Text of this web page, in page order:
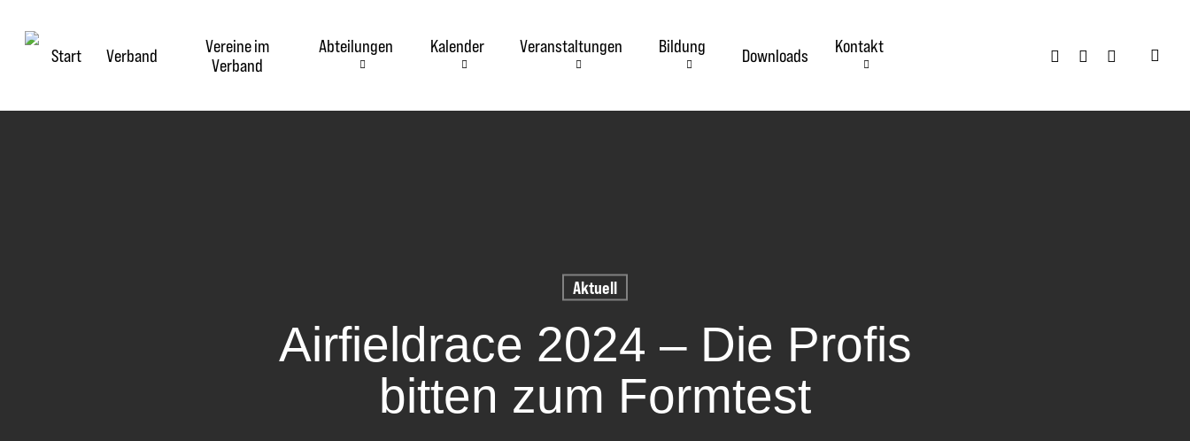
Start Verband
Vereine im
Verband
Abteilungen Kalender Veranstaltungen Bildung Downloads Kontakt twitterfacebookinstagram
Aktuell
Airfieldrace 2024 – Die Profis
bitten zum Formtest